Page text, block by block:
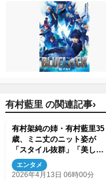
有村藍里 の関連記事›
有村架純の姉・有村藍里35
歳、ミニ丈のニット姿が
「スタイル抜群」「美しす
ぎる」
エンタメ
2026年4月13日 06時00分